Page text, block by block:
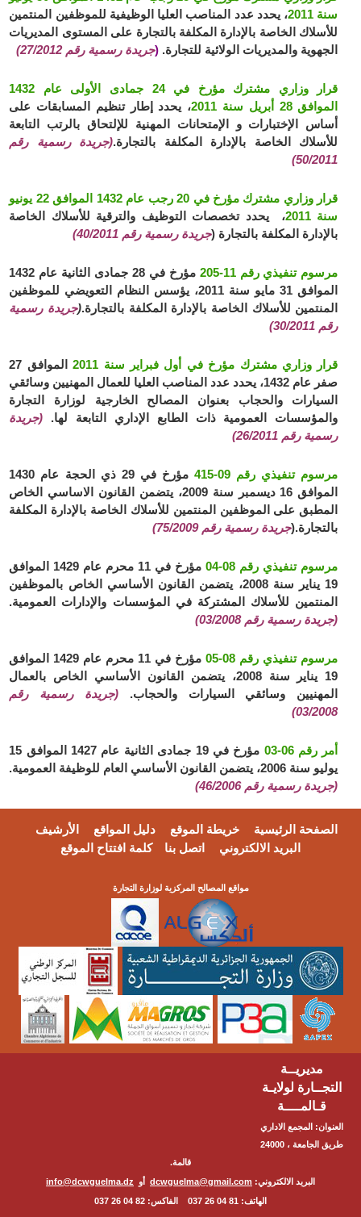
سنة 2011
، يحدد عدد المناصب العليا الوظيفية للموظفين المنتمين
للأسلاك الخاصة بالإدارة المكلفة بالتجارة على المستوى المديريات
الجهوية والمديريات الولائية للتجارة. (جريدة رسمية رقم 27/2012)
قرار وزاري مشترك مؤرخ في 24 جمادى الأولى عام 1432
الموافق 28 أبريل سنة 2011
، يحدد إطار تنظيم المسابقات على
أساس الإختبارات و الإمتحانات المهنية للإلتحاق بالرتب التابعة
للأسلاك الخاصة بالإدارة المكلفة بالتجارة.(جريدة رسمية رقم
50/2011)
قرار وزاري مشترك مؤرخ في 20 رجب عام 1432 الموافق 22 يونيو
سنة 2011
، يحدد تخصصات التوظيف والترقية للأسلاك الخاصة
بالإدارة المكلفة بالتجارة (جريدة رسمية رقم 40/2011)
مرسوم تنفيذي رقم 11-205
مؤرخ في 28 جمادى الثانية عام 1432
الموافق 31 مايو سنة 2011، يؤسس النظام التعويضي للموظفين
المنتمين للأسلاك الخاصة بالإدارة المكلفة بالتجارة.(جريدة رسمية
رقم 30/2011)
قرار وزاري مشترك مؤرخ في أول فبراير سنة 2011
الموافق 27
صفر عام 1432، يحدد عدد المناصب العليا للعمال المهنيين وسائقي
السيارات والحجاب بعنوان المصالح الخارجية لوزارة التجارة
والمؤسسات العمومية ذات الطابع الإداري التابعة لها. (جريدة
رسمية رقم 26/2011)
مرسوم تنفيذي رقم 09-415
مؤرخ في 29 ذي الحجة عام 1430
الموافق 16 ديسمبر سنة 2009، يتضمن القانون الاساسي الخاص
المطبق على الموظفين المنتمين للأسلاك الخاصة بالإدارة المكلفة
بالتجارة.(جريدة رسمية رقم 75/2009)
مرسوم تنفيذي رقم 08-04
مؤرخ في 11 محرم عام 1429 الموافق
19 يناير سنة 2008، يتضمن القانون الأساسي الخاص بالموظفين
المنتمين للأسلاك المشتركة في المؤسسات والإدارات العمومية.
(جريدة رسمية رقم 03/2008)
مرسوم تنفيذي رقم 08-05
مؤرخ في 11 محرم عام 1429 الموافق
19 يناير سنة 2008، يتضمن القانون الأساسي الخاص بالعمال
المهنيين وسائقي السيارات والحجاب. (جريدة رسمية رقم
03/2008)
أمر رقم 06-03
مؤرخ في 19 جمادى الثانية عام 1427 الموافق 15
يوليو سنة 2006، يتضمن القانون الأساسي العام للوظيفة العمومية.
(جريدة رسمية رقم 46/2006)
الصفحة الرئيسية خريطة الموقع دليل المواقع
الأرشيف
البريد الالكتروني
اتصل بنا كلمة افتتاح الموقع
مواقع المصالح المركزية لوزارة التجارة
مديريــة
التجــارة لولايـة
قـالمــــة
العنوان: المجمع الاداري
طريق الجامعة ، 24000
قالمة.
البريد الالكتروني: dcwguelma@gmail.com أو info@dcwguelma.dz
الهاتف: 81 04 26 037 الفاكس: 82 04 26 037